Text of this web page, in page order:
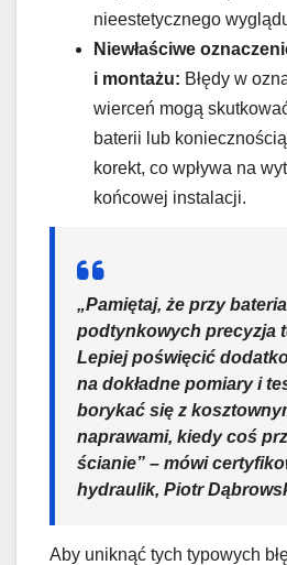
nieestetycznego
Niewłaściwe
i montażu: Błędy w
wierceń mogą
baterii lub
korekt, co wpływa na
końcowej instalacji.
„Pamiętaj, że przy
podtynkowych precyzja
Lepiej poświęcić
na dokładne pomiary i
borykać się z
naprawami, kiedy coś
ścianie” – mówi
hydraulik, Piotr
Aby uniknąć tych typowych